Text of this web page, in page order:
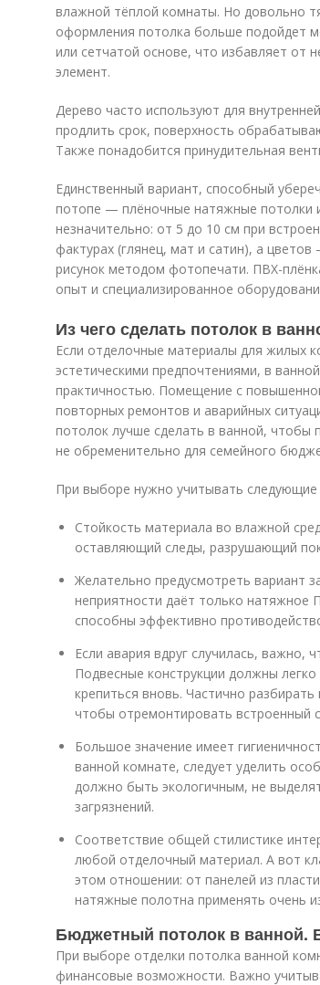
влажной тёплой комнаты. Но довольно
оформления потолка больше подойдет
или сетчатой основе, что избавляет от
элемент.
Дерево часто используют для
продлить срок, поверхность
Также понадобится принудительная
Единственный вариант, способный
потопе — плёночные натяжные потолки
незначительно: от 5 до 10 см при
фактурах (глянец, мат и сатин), а
рисунок методом фотопечати. ПВХ-
опыт и специализированное
Из чего сделать потолок в
Если отделочные материалы для жилых
эстетическими предпочтениями, в
практичностью. Помещение с
повторных ремонтов и аварийных
потолок лучше сделать в ванной, чтобы
не обременительно для семейного
При выборе нужно учитывать
Стойкость материала во влажной
оставляющий следы, разрушающий
Желательно предусмотреть вариант
неприятности даёт только натяжное
способны эффективно
Если авария вдруг случилась, важно,
Подвесные конструкции должны
крепиться вновь. Частично
чтобы отремонтировать встроенный
Большое значение имеет
ванной комнате, следует уделить
должно быть экологичным, не
загрязнений.
Соответствие общей стилистике
любой отделочный материал. А вот
этом отношении: от панелей из
натяжные полотна применять очень
Бюджетный потолок в ванной.
При выборе отделки потолка ванной
финансовые возможности. Важно